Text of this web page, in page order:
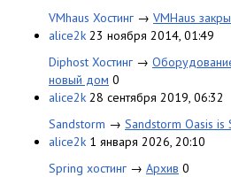
VMhaus Хостинг → VMHaus
alice2k 23 ноября 2014, 01:49
Diphost Хостинг →
новый дом 0
alice2k 28 сентября 2019, 06:32
Sandstorm → Sandstorm Oasis is
alice2k 1 января 2026, 20:10
Spring хостинг → Архив 0